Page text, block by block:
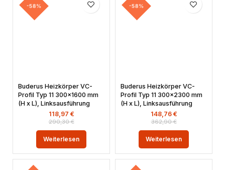
-58%
Buderus Heizkörper VC-
Profil Typ 11 300×1600 mm
(H x L), Linksausführung
290,30€
118,97 €
Weiterlesen
-58%
Buderus Heizkörper VC-
Profil Typ 11 300×2300 mm
(H x L), Linksausführung
362,90€
148,76 €
Weiterlesen